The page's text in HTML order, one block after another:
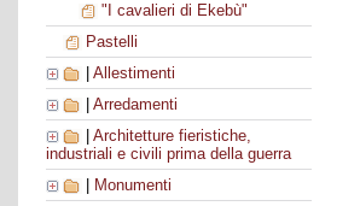
"I cavalieri di Ekebù"
Pastelli
Allestimenti
Arredamenti
Architetture fieristiche,
industriali e civili prima della guerra
Monumenti